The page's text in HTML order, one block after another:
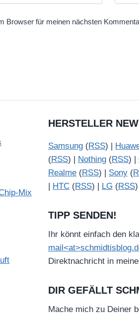
Browser für meinen nächsten
Mix
HERSTELLER
Samsung (RSS) |
(RSS) | Nothing (RSS) |
Realme (RSS) | Sony (
| HTC (RSS) | LG (RSS
TIPP SENDEN!
Ihr könnt einfach den
Direktnachricht in
DIR GEFÄLLT
Mache mich zu Deiner